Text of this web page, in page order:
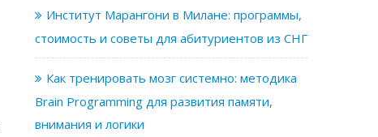
Институт Марангони в Милане: программы,
стоимость и советы для абитуриентов из СНГ
Как тренировать мозг системно: методика
Brain Programming для развития памяти,
внимания и логики